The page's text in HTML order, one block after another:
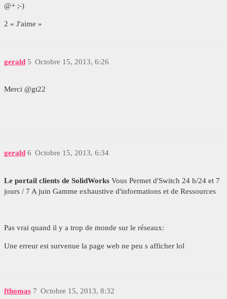
@+ ;-)
2 « J'aime »
gerald Octobre 15, 2013, 6:26
5
Merci @gt22
gerald Octobre 15, 2013, 6:34
6
Le portail clients de SolidWorksVous Permet d'Switch 24 h/24 et 7
jours / 7 A juin Gamme exhaustive d'informations et de Ressources
Pas vrai quand il y a trop de monde sur le réseaux:
Une erreur est survenue la page web ne peu s afficher lol
fthomas Octobre 15, 2013, 8:32
7